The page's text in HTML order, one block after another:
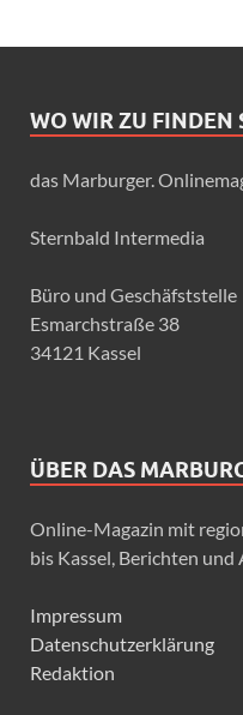
WO WIR ZU FINDEN
das Marburger.
Sternbald Intermedia
Büro und Geschäfststelle
Esmarchstraße 38
34121 Kassel
ÜBER DAS
Online-Magazin mit
bis Kassel, Berichten
Impressum
Datenschutzerklärung
Redaktion